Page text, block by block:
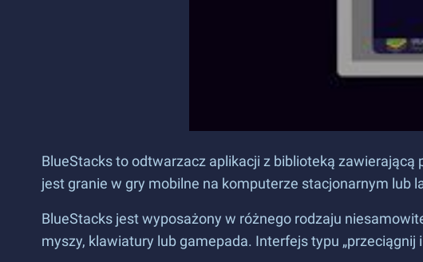
BlueStacks to odtwarzacz aplikacji z biblioteką zawierającą
jest granie w gry mobilne na komputerze stacjonarnym lub
BlueStacks jest wyposażony w różnego rodzaju
myszy, klawiatury lub gamepada. Interfejs typu